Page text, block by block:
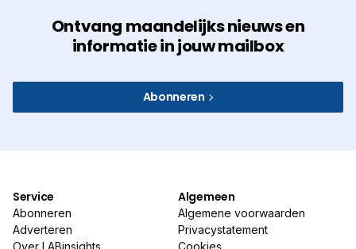
Ontvang maandelijks nieuws en
informatie in jouw mailbox
Abonneren
Service
Abonneren
Adverteren
Over LABinsights
Algemeen
Algemene voorwaarden
Privacystatement
Cookies